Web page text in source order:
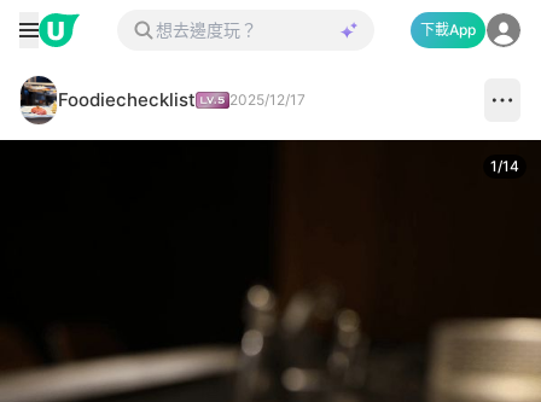
下載App
Foodiechecklist 2025/12/17
1/14